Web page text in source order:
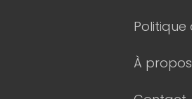
À